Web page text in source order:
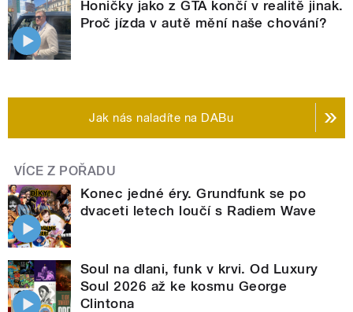
Honičky jako z GTA končí v realitě jinak.
Proč jízda v autě mění naše chování?
Jak nás naladíte na DABu
VÍCE Z POŘADU
Konec jedné éry. Grundfunk se po
dvaceti letech loučí s Radiem Wave
Soul na dlani, funk v krvi. Od Luxury
Soul 2026 až ke kosmu George
Clintona